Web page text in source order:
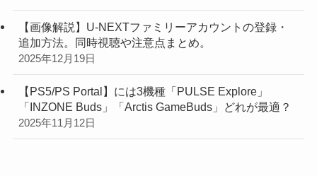
【画像解説】U-NEXTファミリーアカウントの登録・
追加方法。同時視聴や注意点まとめ。
2025年12月19日
【PS5/PS Portal】には3機種「PULSE Explore」
「INZONE Buds」「Arctis GameBuds」どれが最適？
2025年11月12日